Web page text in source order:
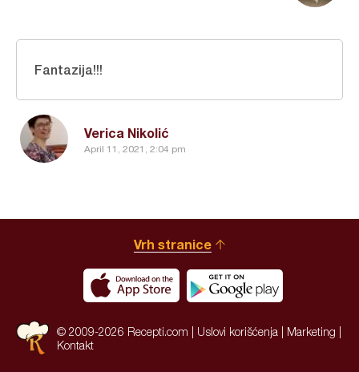
Verica Nikolić
April 11, 2021, 2:04 pm
Fantazija!!!
Vrh stranice
© 2009-2026 Recepti.com | Uslovi korišćenja Marketing
Kontakt